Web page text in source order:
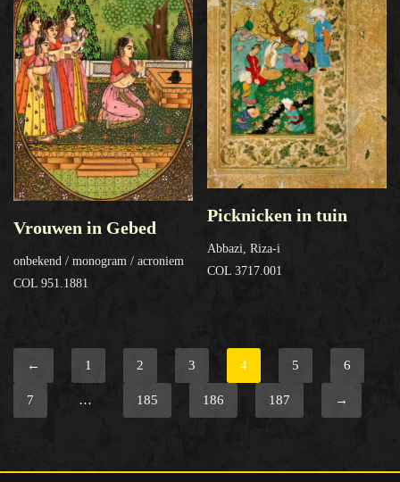
Vrouwen in Gebed
onbekend / monogram / acroniem
COL 951.1881
Picknicken in tuin
Abbazi, Riza-i
COL 3717.001
← 1 2 3 4 5 6
7 … 185 186 187 →